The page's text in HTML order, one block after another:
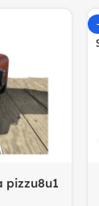
pizzu8u1